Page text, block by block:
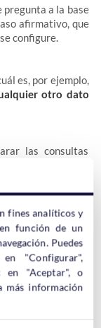
pregunta a la base
afirmativo, que
configure.
es, por ejemplo,
otro dato
las consultas
explotar esta
en las versiones
FireWall
fines analíticos y
función de un
Puedes
"Configurar",
en "Aceptar", o
más información